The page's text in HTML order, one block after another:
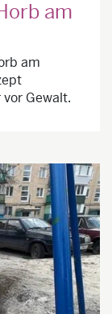
am
am
Gewalt.